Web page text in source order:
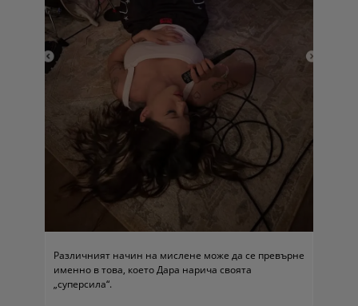
Различният начин на мислене може да се превърне
именно в това, което Дара нарича своята
„суперсила“.